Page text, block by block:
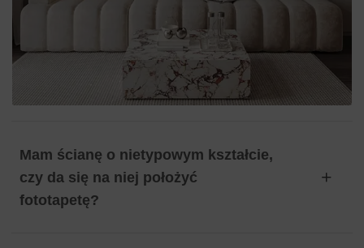
Mam ścianę o nietypowym kształcie,
czy da się na niej położyć
fototapetę?